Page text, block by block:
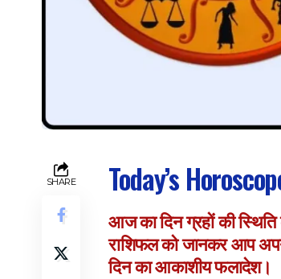
SHARE Today’s
आज का दिन ग्रहों की
राशिफल को जानकर आप
दिन का आकाशीय फलादेश।